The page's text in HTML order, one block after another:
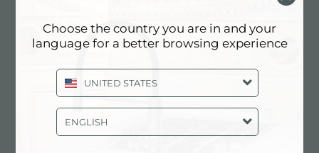
Choose the country you are in and your
language for a better browsing experience
UNITED STATES
ENGLISH